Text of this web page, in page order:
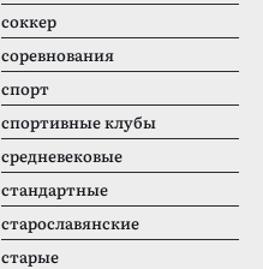
соккер
соревнования
спорт
спортивные клубы
средневековые
стандартные
старославянские
старые